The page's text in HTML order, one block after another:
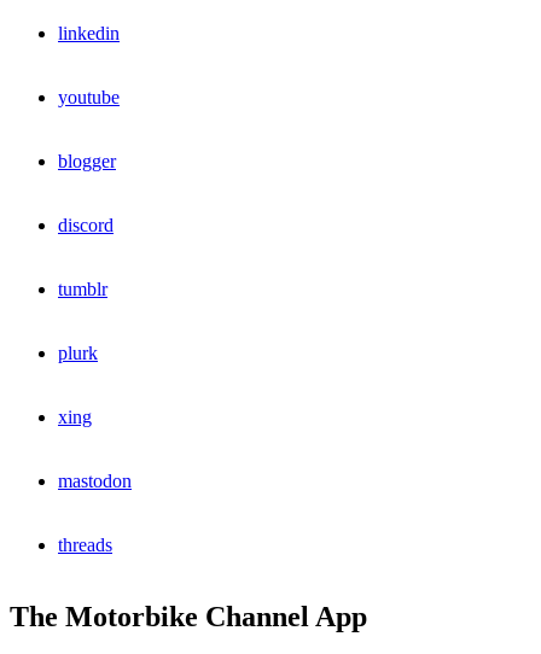
linkedin
youtube
blogger
discord
tumblr
plurk
xing
mastodon
threads
The Motorbike Channel App